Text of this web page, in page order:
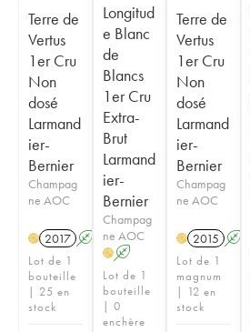
Terre de
Vertus
1er Cru
Non
dosé
Larmand
ier-
Bernier
Champag
ne AOC
H 2017 A
Lot de 1
bouteille
| 25 en
stock
Longitud
e Blanc
de
Blancs
1er Cru
Extra-
Brut
Larmand
ier-
Bernier
Champag
ne AOC
HA
Lot de 1
bouteille
| 0
enchère
Terre de
Vertus
1er Cru
Non
dosé
Larmand
ier-
Bernier
Champag
ne AOC
H 2015 A
Lot de 1
magnum
| 12 en
stock